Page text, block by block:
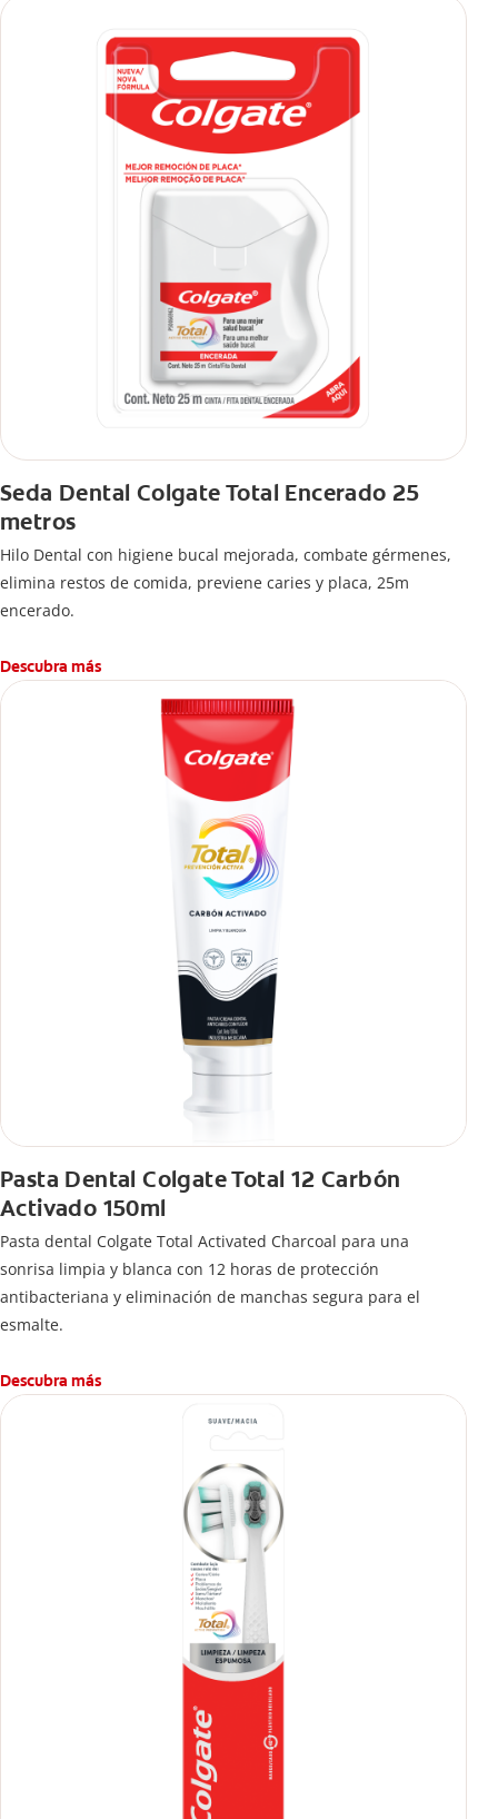
Seda Dental Colgate Total Encerado 25
metros
Hilo Dental con higiene bucal mejorada, combate gérmenes,
elimina restos de comida, previene caries y placa, 25m
encerado.
Descubra más
Pasta Dental Colgate Total 12 Carbón
Activado 150ml
Pasta dental Colgate Total Activated Charcoal para una
sonrisa limpia y blanca con 12 horas de protección
antibacteriana y eliminación de manchas segura para el
esmalte.
Descubra más